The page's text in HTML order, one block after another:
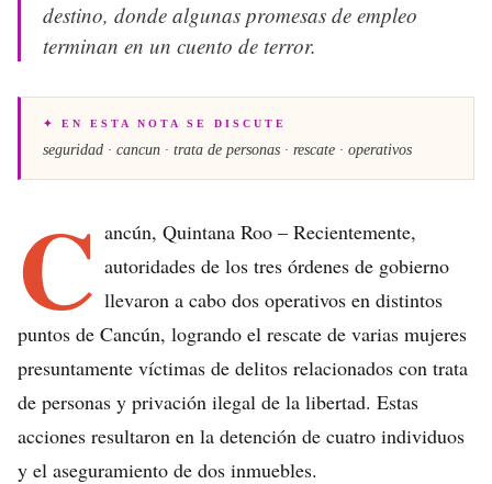
destino, donde algunas promesas de empleo
terminan en un cuento de terror.
✦ EN ESTA NOTA SE DISCUTE
seguridad · cancun · trata de personas · rescate · operativos
C ancún, Quintana Roo – Recientemente,
autoridades de los tres órdenes de gobierno
llevaron a cabo dos operativos en distintos
puntos de Cancún, logrando el rescate de varias mujeres
presuntamente víctimas de delitos relacionados con trata
de personas y privación ilegal de la libertad. Estas
acciones resultaron en la detención de cuatro individuos
y el aseguramiento de dos inmuebles.